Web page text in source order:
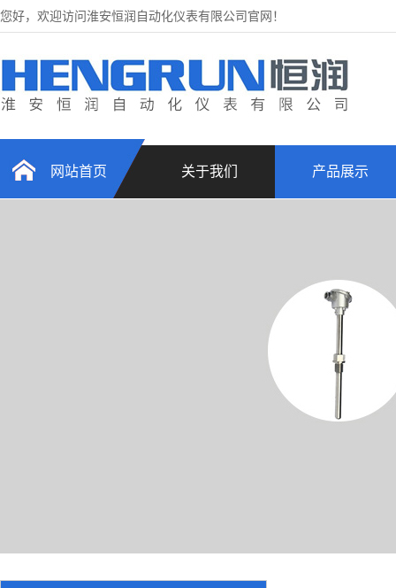
您好，欢迎访问淮安恒润自动化仪表有限公司官网！
网站首页 关于我们 产品展示